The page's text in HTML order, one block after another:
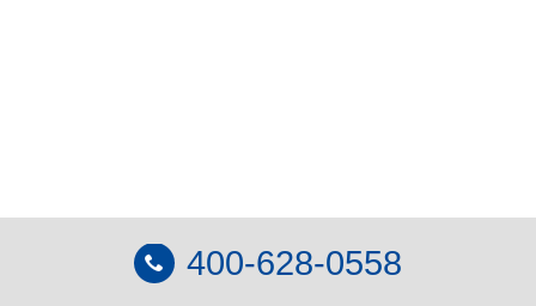
 400-628-0558